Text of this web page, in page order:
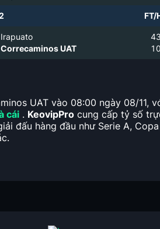
FT/
Irapuato
Correcaminos UAT
4
1
3
0
UAT vào 08:00 ngày 08/11,
cái . KeovipPro cung cấp tỷ số
đấu hàng đầu như Serie A,